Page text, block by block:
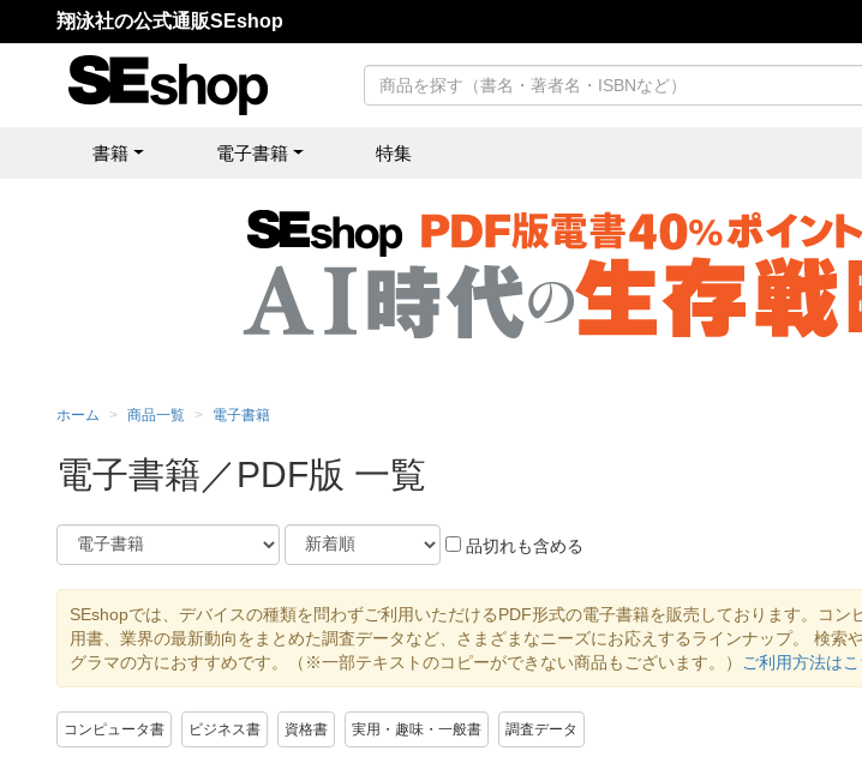
翔泳社の公式通販SEshop
書籍 電子書籍 特集
ホーム 商品一覧 電子書籍
電子書籍／PDF版 一覧
品切れも含める
SEshopでは、デバイスの種類を問わずご利用いただけるPDF形式の電子書籍を販売しております。コン
用書、業界の最新動向をまとめた調査データなど、さまざまなニーズにお応えするラインナップ。 検索
グラマの方におすすめです。（※一部テキストのコピーができない商品もございます。）
ご利用方法は
コンピュータ書 ビジネス書 資格書 実用・趣味・一般書 調査データ